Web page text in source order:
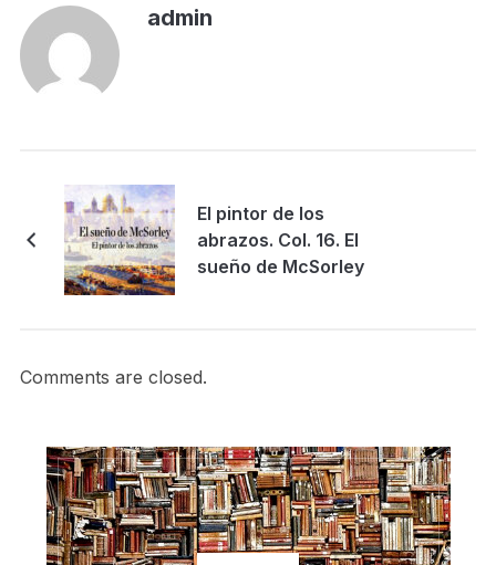
admin
El pintor de los
abrazos. Col. 16. El
sueño de McSorley
Comments are closed.